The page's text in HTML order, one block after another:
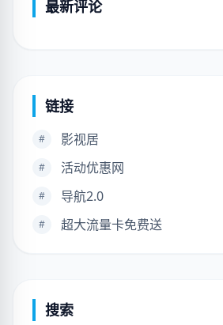
最新评论
链接
# 影视居
# 活动优惠网
# 导航2.0
# 超大流量卡免费送
搜索